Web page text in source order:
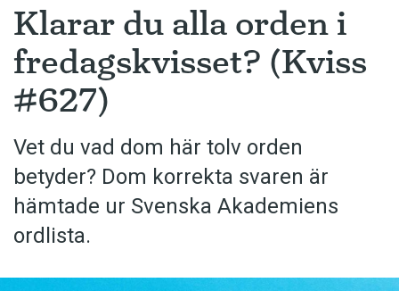
Klarar du alla orden i
fredagskvisset? (Kviss
#627)
Vet du vad dom här tolv orden
betyder? Dom korrekta svaren är
hämtade ur Svenska Akademiens
ordlista.